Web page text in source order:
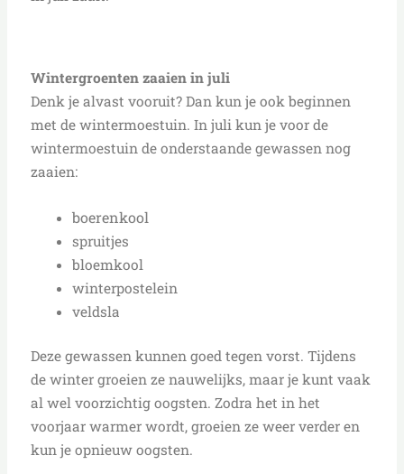
Wintergroenten zaaien in juli
Denk je alvast vooruit? Dan kun je ook beginnen
met de wintermoestuin. In juli kun je voor de
wintermoestuin de onderstaande gewassen nog
zaaien:
boerenkool
spruitjes
bloemkool
winterpostelein
veldsla
Deze gewassen kunnen goed tegen vorst. Tijdens
de winter groeien ze nauwelijks, maar je kunt vaak
al wel voorzichtig oogsten. Zodra het in het
voorjaar warmer wordt, groeien ze weer verder en
kun je opnieuw oogsten.